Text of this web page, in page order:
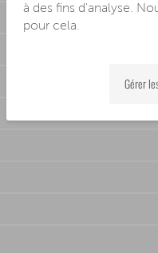
à des fins d'analyse.
pour cela.
Gérer